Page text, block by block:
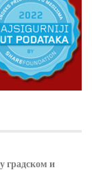
градском и